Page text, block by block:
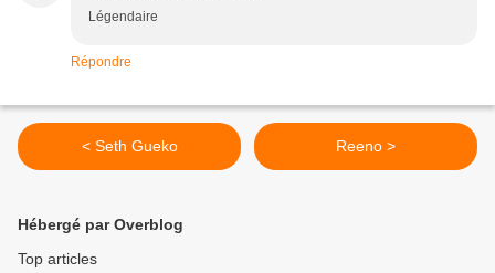
Légendaire
Répondre
< Seth Gueko Reeno >
Hébergé par Overblog
Top articles